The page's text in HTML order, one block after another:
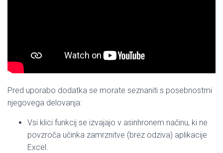
Pred uporabo dodatka se morate seznaniti s posebnostmi
njegovega delovanja:
Vsi klici funkcij se izvajajo v asinhronem načinu, ki ne
povzroča učinka zamrznitve (brez odziva) aplikacije
Excel.